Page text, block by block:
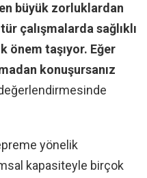
en büyük zorluklardan
çalışmalarda sağlıklı
önem taşıyor. Eğer
konuşursanız
yönelik
kapasiteyle birçok